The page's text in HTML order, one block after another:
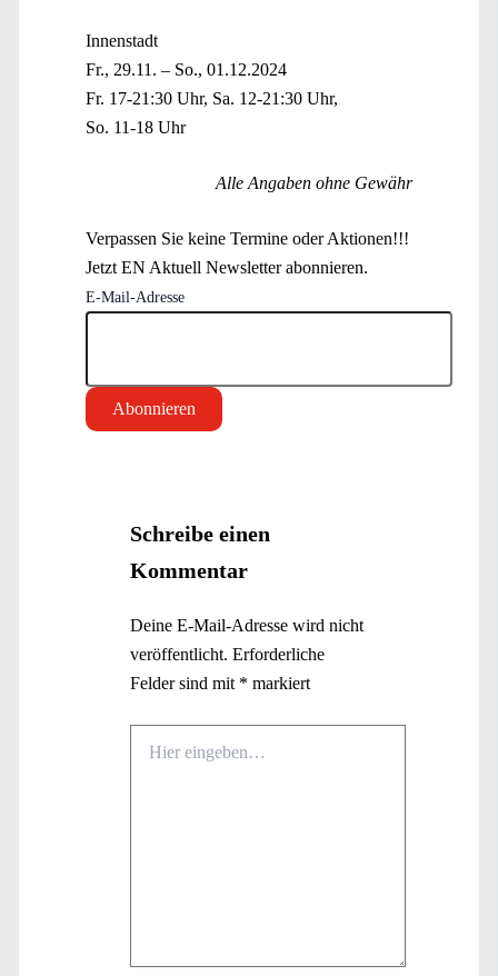
Innenstadt
Fr., 29.11. – So., 01.12.2024
Fr. 17-21:30 Uhr, Sa. 12-21:30 Uhr,
So. 11-18 Uhr
Alle Angaben ohne Gewähr
Verpassen Sie keine Termine oder Aktionen!!!
Jetzt EN Aktuell Newsletter abonnieren.
E-Mail-Adresse
Schreibe einen
Kommentar
Deine E-Mail-Adresse wird nicht
veröffentlicht. Erforderliche
Felder sind mit * markiert
eingeben…